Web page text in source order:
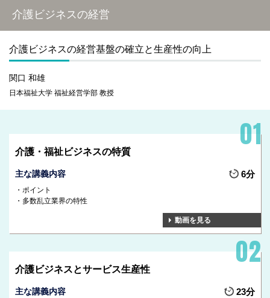
介護ビジネスの経営
介護ビジネスの経営基盤の確立と生産性の向上
関口 和雄
日本福祉大学 福祉経営学部 教授
介護・福祉ビジネスの特質
主な講義内容 6分
ポイント
多数乱立業界の特性
動画を見る
介護ビジネスとサービス生産性
主な講義内容 23分